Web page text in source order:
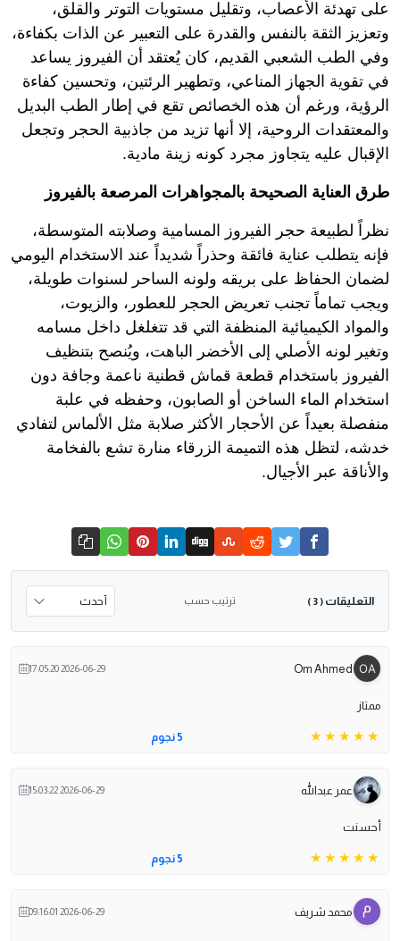
على تهدئة الأعصاب، وتقليل مستويات التوتر والقلق،
وتعزيز الثقة بالنفس والقدرة على التعبير عن الذات بكفاءة،
وفي الطب الشعبي القديم، كان يُعتقد أن الفيروز يساعد
في تقوية الجهاز المناعي، وتطهير الرئتين، وتحسين كفاءة
الرؤية، ورغم أن هذه الخصائص تقع في إطار الطب البديل
والمعتقدات الروحية، إلا أنها تزيد من جاذبية الحجر وتجعل
الإقبال عليه يتجاوز مجرد كونه زينة مادية.
طرق العناية الصحيحة بالمجواهرات المرصعة بالفيروز
نظراً لطبيعة حجر الفيروز المسامية وصلابته المتوسطة،
فإنه يتطلب عناية فائقة وحذراً شديداً عند الاستخدام اليومي
لضمان الحفاظ على بريقه ولونه الساحر لسنوات طويلة،
ويجب تماماً تجنب تعريض الحجر للعطور، والزيوت،
والمواد الكيميائية المنظفة التي قد تتغلغل داخل مسامه
وتغير لونه الأصلي إلى الأخضر الباهت، ويُنصح بتنظيف
الفيروز باستخدام قطعة قماش قطنية ناعمة وجافة دون
استخدام الماء الساخن أو الصابون، وحفظه في علبة
منفصلة بعيداً عن الأحجار الأكثر صلابة مثل الألماس لتفادي
خدشه، لتظل هذه التميمة الزرقاء منارة تشع بالفخامة
والأناقة عبر الأجيال.
التعليقات ( 3 ) ترتيب حسب
Om Ahmed
2026-06-29 17:05:20
ممتاز
5 نجوم
عمر عبدالله 2026-06-29 15:03:22
أحسنت
5 نجوم
محمد شريف 2026-06-29 09:16:01